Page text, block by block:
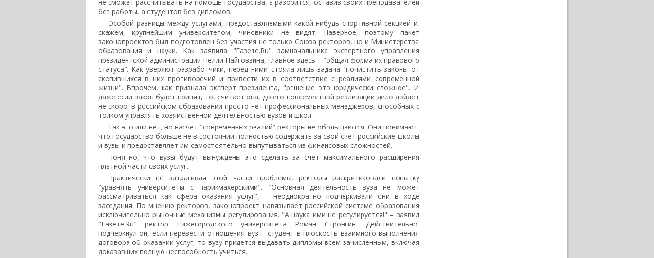
не сможет рассчитывать на помощь государства, а разорится, оставив своих преподавателей
без работы, а студентов без дипломов.
Особой разницы между услугами, предоставляемыми какой-нибудь спортивной секцией и,
скажем, крупнейшим университетом, чиновники не видят. Наверное, поэтому пакет
законопроектов был подготовлен без участия не только Союза ректоров, но и Министерства
образования и науки. Как заявила "Газете.Ru" замначальника экспертного управления
президентской администрации Нелли Найговзина, главное здесь – "общая форма их правового
статуса". Как уверяют разработчики, перед ними стояла лишь задача "почистить законы от
скопившихся в них противоречий и привести их в соответствие с реалиями современной
жизни". Впрочем, как признала эксперт президента, "решение это юридически сложное". И
даже если закон будет принят, то, считает она, до его повсеместной реализации дело дойдет
не скоро: в российском образовании просто нет профессиональных менеджеров, способных с
толком управлять хозяйственной деятельностью вузов и школ.
Так это или нет, но насчет "современных реалий" ректоры не обольщаются. Они понимают,
что государство больше не в состоянии полностью содержать за свой счет российские школы
и вузы и предоставляет им самостоятельно выпутываться из финансовых сложностей.
Понятно, что вузы будут вынуждены это сделать за счет максимального расширения
платной части своих услуг.
Практически не затрагивая этой части проблемы, ректоры раскритиковали попытку
"уравнять университеты с парикмахерскими". "Основная деятельность вуза не может
рассматриваться как сфера оказания услуг", – неоднократно подчеркивали они в ходе
заседания. По мнению ректоров, законопроект навязывает российской системе образования
исключительно рыночные механизмы регулирования. "А наука ими не регулируется!" – заявил
"Газете.Ru" ректор Нижегородского университета Роман Стронгин. Действительно,
подчеркнул он, если перевести отношения вуз – студент в плоскость взаимного выполнения
договора об оказании услуг, то вузу придется выдавать дипломы всем зачисленным, включая
доказавших полную неспособность учиться.